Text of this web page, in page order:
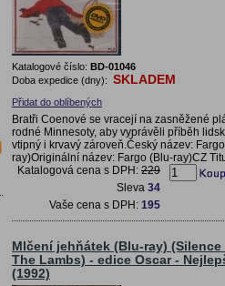
Katalogové číslo: BD-01046
Doba expedice (dny): SKLADEM
Přidat do oblíbených
Bratři Coenové se vracejí na zasněžené
rodné Minnesoty, aby vyprávěli příběh
vtipný i krvavý zároveň.Český název:
ray)Originální název: Fargo (Blu-ray)CZ
Katalogová cena s DPH: 229
Sleva 34
Vaše cena s DPH: 195
Mlčení jehňátek (Blu-ray) (Silence
The Lambs) - edice Oscar -
(1992)